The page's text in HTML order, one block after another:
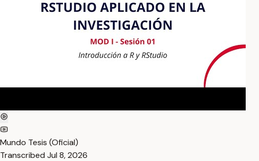
Mundo Tesis (Oficial)
Transcribed Jul 8, 2026